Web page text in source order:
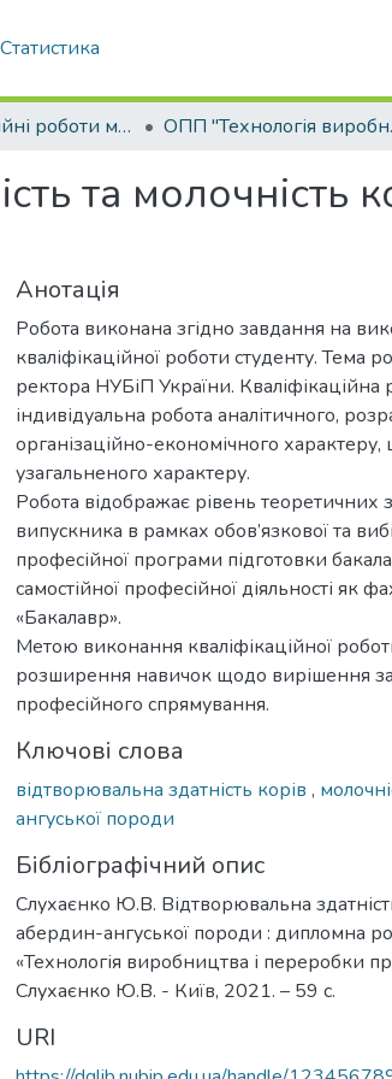
Статистика
Кваліфікаційні роботи магістрів ОПП
та молочність
Анотація
Робота виконана згідно завдання на
кваліфікаційної роботи студенту. Тема
ректора НУБіП України. Кваліфікаційна
індивідуальна робота аналітичного,
організаційно-економічного
узагальненого характеру.
Робота відображає рівень теоретичних
випускника в рамках обов’язкової та
професійної програми підготовки
самостійної професійної діяльності як
«Бакалавр».
Метою виконання кваліфікаційної
розширення навичок щодо вирішення
професійного спрямування.
Ключові слова
відтворювальна здатність корів ,
ангуської породи
Бібліографічний опис
Слухаєнко Ю.В. Відтворювальна
абердин-ангуської породи : дипломна
«Технологія виробництва і переробки
Слухаєнко Ю.В. - Київ, 2021. – 59 с.
URI